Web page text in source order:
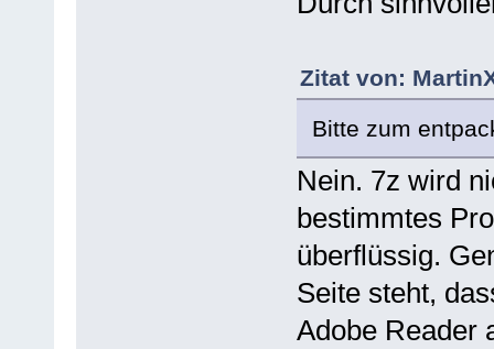
Zitat von:
Bitte zum
Nein. 7z wird
bestimmtes
überflüssig.
Seite steht,
Adobe Reader